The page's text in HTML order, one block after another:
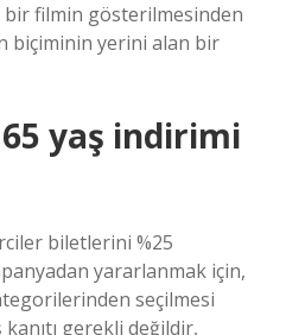
filmin gösterilmesinden
biçiminin yerini alan bir
yaş indirimi
biletlerini %25
yararlanmak için,
seçilmesi
gerekli değildir,